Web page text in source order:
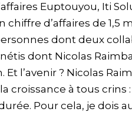
Euptouyou, Iti
d’affaires de 1,5
dont deux
dont Nicolas
l’avenir ? Nicolas
croissance à tous crins :
Pour cela, je dois